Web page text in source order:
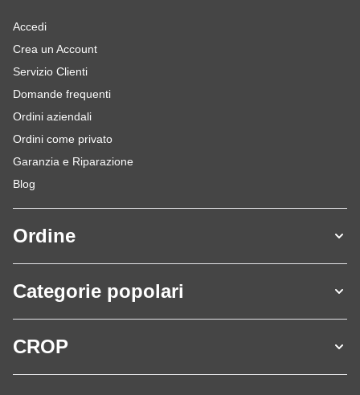
Accedi
Crea un Account
Servizio Clienti
Domande frequenti
Ordini aziendali
Ordini come privato
Garanzia e Riparazione
Blog
Ordine
Categorie popolari
CROP